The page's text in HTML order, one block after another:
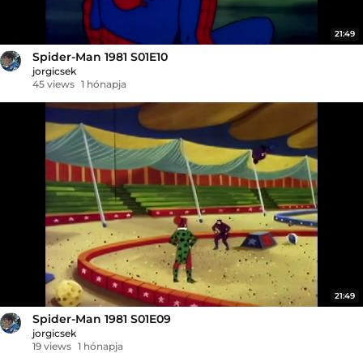
21:49
Spider-Man 1981 S01E10
jorgicsek
45 views 1 hónapja
21:49
Spider-Man 1981 S01E09
jorgicsek
19 views 1 hónapja